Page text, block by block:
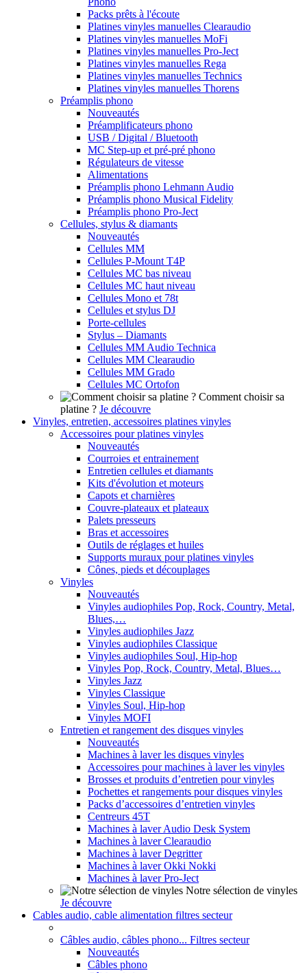
Packs prêts à l'écoute
Platines vinyles manuelles Clearaudio
Platines vinyles manuelles MoFi
Platines vinyles manuelles Pro-Ject
Platines vinyles manuelles Rega
Platines vinyles manuelles Technics
Platines vinyles manuelles Thorens
Préamplis phono
Nouveautés
Préamplificateurs phono
USB / Digital / Bluetooth
MC Step-up et pré-pré phono
Régulateurs de vitesse
Alimentations
Préamplis phono Lehmann Audio
Préamplis phono Musical Fidelity
Préamplis phono Pro-Ject
Cellules, stylus & diamants
Nouveautés
Cellules MM
Cellules P-Mount T4P
Cellules MC bas niveau
Cellules MC haut niveau
Cellules Mono et 78t
Cellules et stylus DJ
Porte-cellules
Stylus – Diamants
Cellules MM Audio Technica
Cellules MM Clearaudio
Cellules MM Grado
Cellules MC Ortofon
Comment choisir sa
platine ? Je découvre
Vinyles, entretien, accessoires platines vinyles
Accessoires pour platines vinyles
Nouveautés
Courroies et entrainement
Entretien cellules et diamants
Kits d'évolution et moteurs
Capots et charnières
Couvre-plateaux et plateaux
Palets presseurs
Bras et accessoires
Outils de réglages et huiles
Supports muraux pour platines vinyles
Cônes, pieds et découplages
Vinyles
Nouveautés
Vinyles audiophiles Pop, Rock, Country, Metal,
Blues,…
Vinyles audiophiles Jazz
Vinyles audiophiles Classique
Vinyles audiophiles Soul, Hip-hop
Vinyles Pop, Rock, Country, Metal, Blues…
Vinyles Jazz
Vinyles Classique
Vinyles Soul, Hip-hop
Vinyles MOFI
Entretien et rangement des disques vinyles
Nouveautés
Machines à laver les disques vinyles
Accessoires pour machines à laver les vinyles
Brosses et produits d’entretien pour vinyles
Pochettes et rangements pour disques vinyles
Packs d’accessoires d’entretien vinyles
Centreurs 45T
Machines à laver Audio Desk System
Machines à laver Clearaudio
Machines à laver Degritter
Machines à laver Okki Nokki
Machines à laver Pro-Ject
Notre sélection de vinyles
Je découvre
Cables audio, cable alimentation filtres secteur
Câbles audio, câbles phono... Filtres secteur
Nouveautés
Câbles phono